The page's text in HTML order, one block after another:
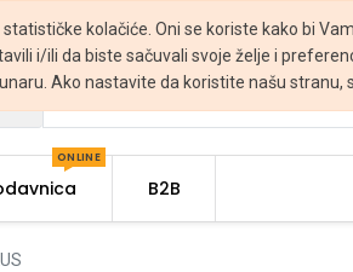
kolačiće. Oni se koriste kako bi
i/ili da biste sačuvali svoje želje i
Ako nastavite da koristite našu stranu,
ONLINE
B2B